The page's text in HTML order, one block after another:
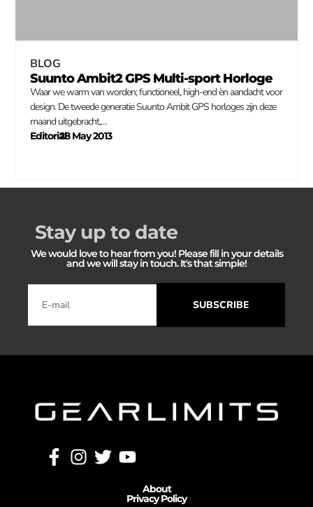
BLOG
Suunto Ambit2 GPS Multi-sport Horloge
Waar we warm van worden; functioneel, high-end èn aandacht voor
design. De tweede generatie Suunto Ambit GPS horloges zijn deze
maand uitgebracht,…
Editorial
–
28 May 2013
Stay up to date
We would love to hear from you! Please fill in your details
and we will stay in touch. It's that simple!
SUBSCRIBE
About
Privacy Policy